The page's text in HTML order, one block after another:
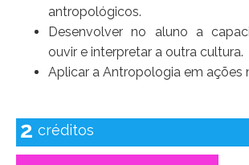
antropológicos.
Desenvolver no aluno a
ouvir e interpretar a outra cultura.
Aplicar a Antropologia em ações
2 créditos